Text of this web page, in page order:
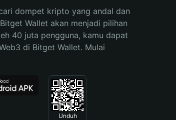
dompet kripto yang andal dan
Wallet akan menjadi pilihan
40 juta pengguna, kamu dapat
di Bitget Wallet. Mulai
Unduh